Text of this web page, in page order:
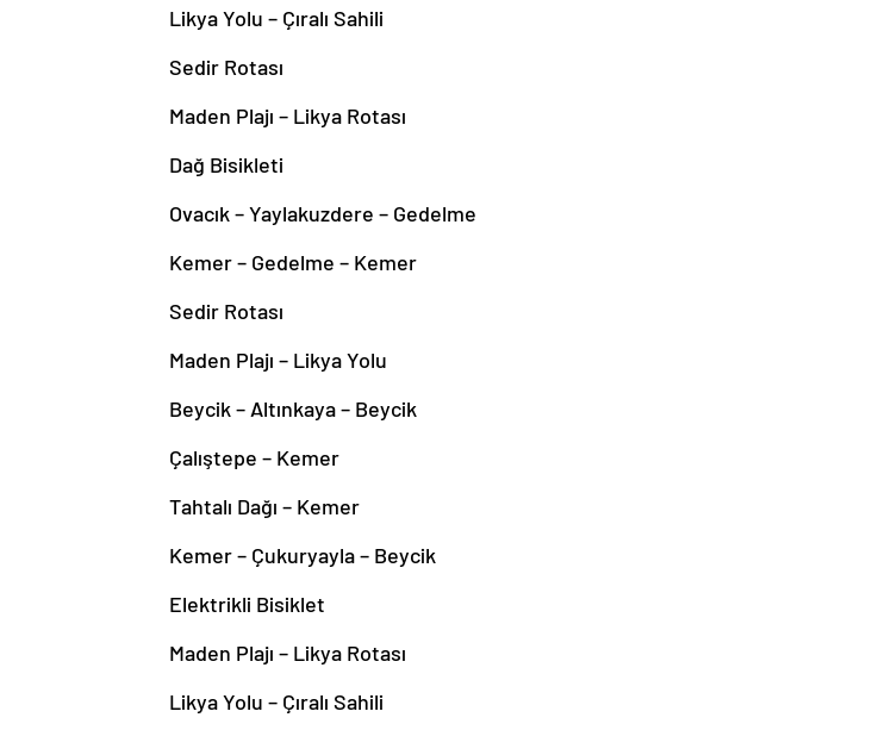
Likya Yolu – Çıralı Sahili
Sedir Rotası
Maden Plajı – Likya Rotası
Dağ Bisikleti
Ovacık – Yaylakuzdere – Gedelme
Kemer – Gedelme – Kemer
Sedir Rotası
Maden Plajı – Likya Yolu
Beycik – Altınkaya – Beycik
Çalıştepe – Kemer
Tahtalı Dağı – Kemer
Kemer – Çukuryayla – Beycik
Elektrikli Bisiklet
Maden Plajı – Likya Rotası
Likya Yolu – Çıralı Sahili